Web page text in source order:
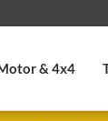
& 4x4